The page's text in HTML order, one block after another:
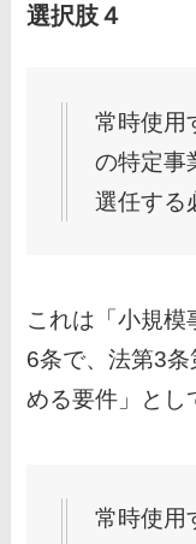
選択肢４
常時使用
の特定事
選任する
これは「小規模
6条で、法第3
める要件」とし
常時使用